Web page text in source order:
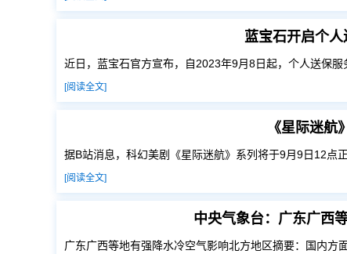
蓝宝石开启个
近日，蓝宝石官方宣布，自2023年9月8日起，个人送保服
[阅读全文]
《星际迷航
据B站消息，科幻美剧《星际迷航》系列将于9月9日12点
[阅读全文]
中央气象台：广东广西
广东广西等地有强降水冷空气影响北方地区摘要：国内方